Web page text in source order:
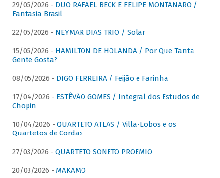
29/05/2026 - DUO RAFAEL BECK E FELIPE MONTANARO /
Fantasia Brasil
22/05/2026 - NEYMAR DIAS TRIO / Solar
15/05/2026 - HAMILTON DE HOLANDA / Por Que Tanta
Gente Gosta?
08/05/2026 - DIGO FERREIRA / Feijão e Farinha
17/04/2026 - ESTÊVÃO GOMES / Integral dos Estudos de
Chopin
10/04/2026 - QUARTETO ATLAS / Villa-Lobos e os
Quartetos de Cordas
27/03/2026 - QUARTETO SONETO PROEMIO
20/03/2026 - MAKAMO